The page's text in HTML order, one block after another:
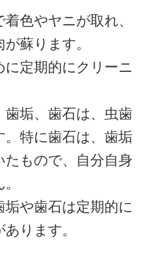
色やヤニが取れ、
蘇ります。
定期的にクリーニ
歯垢、歯石は、虫歯
。特に歯石は、歯垢
もので、自分自身
や歯石は定期的に
ります。